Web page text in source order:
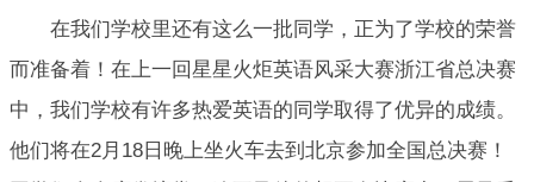
在我们学校里还有这么一批同学，正为了学校的荣誉
而准备着！在上一回星星火炬英语风采大赛浙江省总决赛
中，我们学校有许多热爱英语的同学取得了优异的成绩。
他们将在2月18日晚上坐火车去到北京参加全国总决赛！